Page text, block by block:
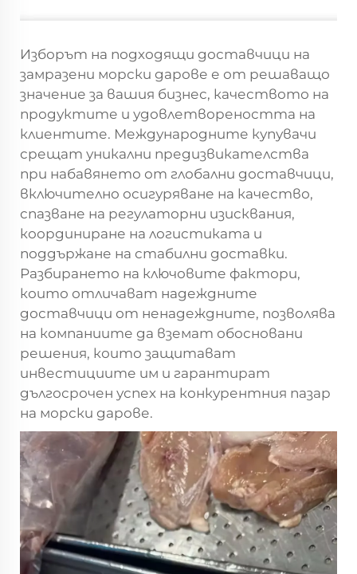
Изборът на подходящи доставчици на
замразени морски дарове е от решаващо
значение за вашия бизнес, качеството на
продуктите и удовлетвореността на
клиентите. Международните купувачи
срещат уникални предизвикателства
при набавянето от глобални доставчици,
включително осигуряване на качество,
спазване на регулаторни изисквания,
координиране на логистиката и
поддържане на стабилни доставки.
Разбирането на ключовите фактори,
които отличават надеждните
доставчици от ненадеждните, позволява
на компаниите да вземат обосновани
решения, които защитават
инвестициите им и гарантират
дългосрочен успех на конкурентния пазар
на морски дарове.